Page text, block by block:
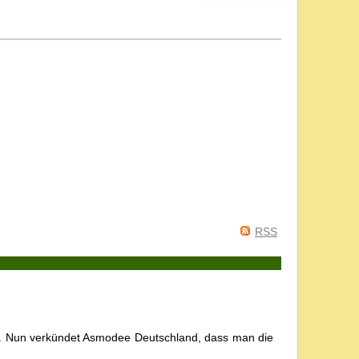
RSS
verkündet Asmodee Deutschland, dass man die